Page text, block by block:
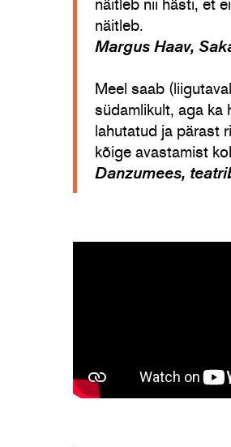
näitleb nii hästi, et
näitleb.
Margus Haav,
Meel saab
südamlikult, aga ka
lahutatud ja pärast
kõige avastamist
Danzumees,